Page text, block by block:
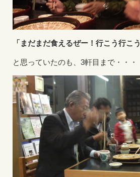
「まだまだ食えるぜー！行こう行こう
と思っていたのも、3軒目まで・・・